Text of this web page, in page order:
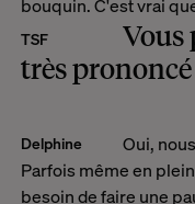
bouquin. C'est vrai
TSF
Vous
très
Delphine
Oui,
Parfois même en
besoin de faire une